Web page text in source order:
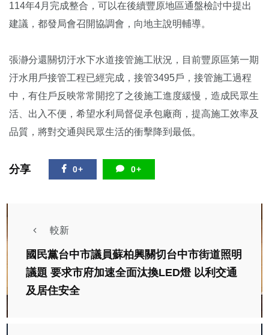
114年4月完成整合，可以在後續豐原地區通盤檢討中提出
建議，都發局會召開協調會，向地主說明輔導。
張瀞分還關切汙水下水道接管施工狀況，目前豐原區第一期
汙水用戶接管工程已經完成，接管3495戶，接管施工過程
中，有住戶反映常常開挖了之後施工進度緩慢，造成民眾生
活、出入不便，希望水利局督促承包廠商，提高施工效率及
品質，將對交通與民眾生活的衝擊降到最低。
分享 0+ 0+
較新
國民黨台中市議員蘇柏興關切台中市街道照明
議題 要求市府加速全面汰換LED燈 以利交通
及居住安全